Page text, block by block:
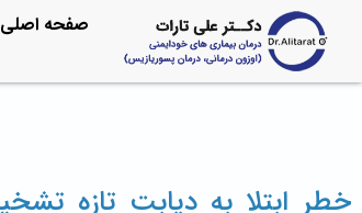
صفحه اصلی